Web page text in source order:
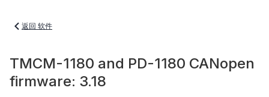
返回 软件
TMCM-1180 and PD-1180 CANopen
firmware: 3.18